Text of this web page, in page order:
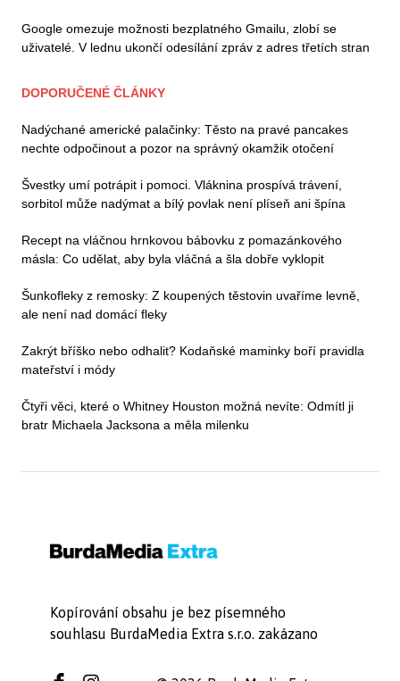
Google omezuje možnosti bezplatného Gmailu, zlobí se
uživatelé. V lednu ukončí odesílání zpráv z adres třetích stran
DOPORUČENÉ ČLÁNKY
Nadýchané americké palačinky: Těsto na pravé pancakes
nechte odpočinout a pozor na správný okamžik otočení
Švestky umí potrápit i pomoci. Vláknina prospívá trávení,
sorbitol může nadýmat a bílý povlak není plíseň ani špína
Recept na vláčnou hrnkovou bábovku z pomazánkového
másla: Co udělat, aby byla vláčná a šla dobře vyklopit
Šunkofleky z remosky: Z koupených těstovin uvaříme levně,
ale není nad domácí fleky
Zakrýt bříško nebo odhalit? Kodaňské maminky boří pravidla
mateřství i módy
Čtyři věci, které o Whitney Houston možná nevíte: Odmítl ji
bratr Michaela Jacksona a měla milenku
Kopírování obsahu je bez písemného
souhlasu BurdaMedia Extra s.r.o. zakázano